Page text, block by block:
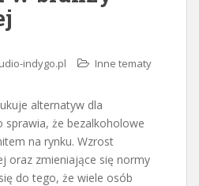
indygo.pl Inne tematy
alternatyw dla
sprawia, że bezalkoholowe
na rynku. Wzrost
oraz zmieniające się normy
do tego, że wiele osób